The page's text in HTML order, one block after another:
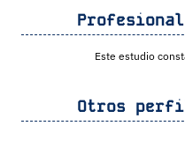
Profesional
Este estudio
Otros